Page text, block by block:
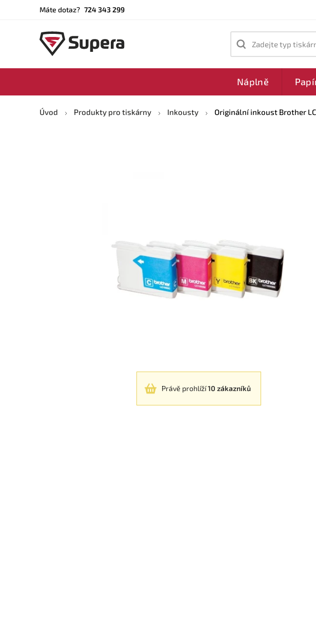
Máte dotaz? 724 343 299
Zadejte typ tiskárny
Náplně
Úvod Produkty pro tiskárny Inkousty Originální inkoust Brother
Právě prohlíží10 zákazníků